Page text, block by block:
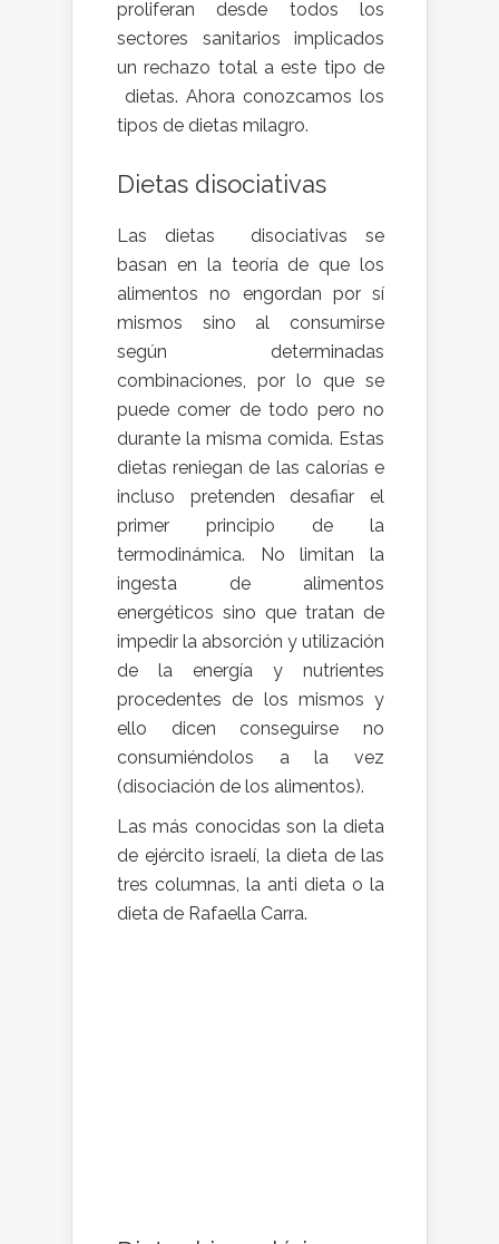
proliferan desde todos los
sectores sanitarios implicados
un rechazo total a este tipo de
dietas. Ahora conozcamos los
tipos de dietas milagro.
Dietas disociativas
Las dietas disociativas se
basan en la teoría de que los
alimentos no engordan por sí
mismos sino al consumirse
según determinadas
combinaciones, por lo que se
puede comer de todo pero no
durante la misma comida. Estas
dietas reniegan de las calorías e
incluso pretenden desafiar el
primer principio de la
termodinámica. No limitan la
ingesta de alimentos
energéticos sino que tratan de
impedir la absorción y utilización
de la energía y nutrientes
procedentes de los mismos y
ello dicen conseguirse no
consumiéndolos a la vez
(disociación de los alimentos).
Las más conocidas son la dieta
de ejército israelí, la dieta de las
tres columnas, la anti dieta o la
dieta de Rafaella Carra.